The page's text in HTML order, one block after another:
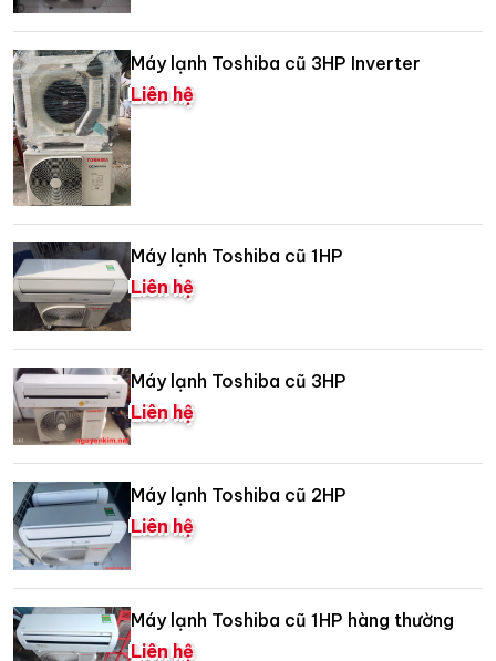
Máy lạnh Toshiba cũ 3HP Inverter
Liên hệ
Máy lạnh Toshiba cũ 1HP
Liên hệ
Máy lạnh Toshiba cũ 3HP
Liên hệ
Máy lạnh Toshiba cũ 2HP
Liên hệ
Máy lạnh Toshiba cũ 1HP hàng thường
Liên hệ